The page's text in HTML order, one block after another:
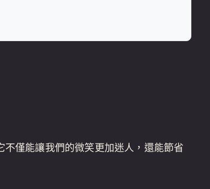
僅能讓我們的微笑更加迷人，還能節省